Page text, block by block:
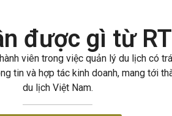
được gì từ
viên trong việc quản lý du lịch có
tin và hợp tác kinh doanh, mang tới
du lịch Việt Nam.